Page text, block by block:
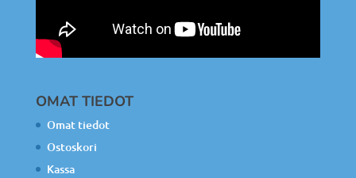
OMAT TIEDOT
Omat tiedot
Ostoskori
Kassa